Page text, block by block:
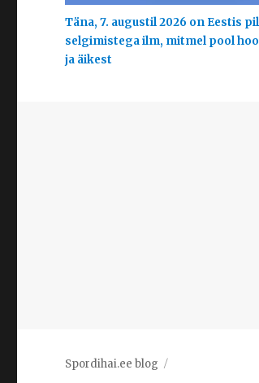
Täna, 7. augustil 2026 on Eestis
selgimistega ilm, mitmel pool
ja äikest
Spordihai.ee blog